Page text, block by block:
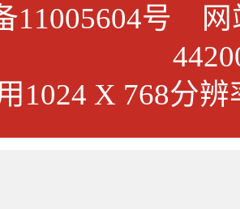
11005604号 网
1024 X 768分